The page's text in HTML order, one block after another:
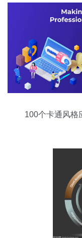
100个卡通风格